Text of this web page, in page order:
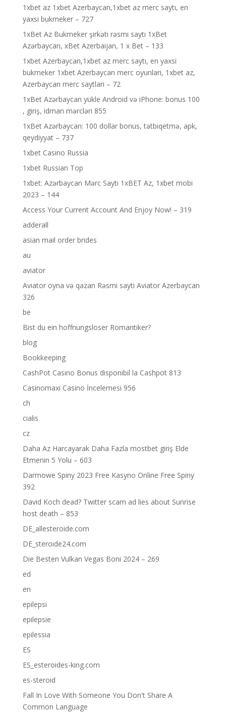
1xbet az 1xbet Azerbaycan,1xbet az merc saytı, en
yaxsi bukmeker – 727
1xBet Az Bukmeker şirkəti rəsmi saytı 1xBet
Azərbaycan, xBet Azerbaijan, 1 x Bet – 133
1xbet Azerbaycan,1xbet az merc saytı, en yaxsi
bukmeker 1xbet Azerbaycan merc oyunlari, 1xbet az,
Azerbaycan merc saytlari – 72
1xBet Azərbaycan yükle Android və iPhone: bonus 100
, giriş, idman mərcləri 855
1xBet Azərbaycan: 100 dollar bonus, tətbiqetmə, apk,
qeydiyyat – 737
1xbet Casino Russia
1xbet Russian Top
1xbet: Azərbaycan Mərc Saytı 1xBET Az, 1xbet mobi
2023 – 144
Access Your Current Account And Enjoy Now! – 319
adderall
asian mail order brides
au
aviator
Aviator oyna və qazan Rəsmi sayti Aviator Azerbaycan
326
be
Bist du ein hoffnungsloser Romantiker?
blog
Bookkeeping
CashPot Casino Bonus disponibil la Cashpot 813
Casinomaxi Casino İncelemesi 956
ch
cialis
cz
Daha Az Harcayarak Daha Fazla mostbet giriş Elde
Etmenin 5 Yolu – 603
Darmowe Spiny 2023 Free Kasyno Online Free Spiny
392
David Koch dead? Twitter scam ad lies about Sunrise
host death – 853
DE_allesteroide.com
DE_steroide24.com
Die Besten Vulkan Vegas Boni 2024 – 269
ed
en
epilepsi
epilepsie
epilessia
ES
ES_esteroides-king.com
es-steroid
Fall In Love With Someone You Don't Share A
Common Language